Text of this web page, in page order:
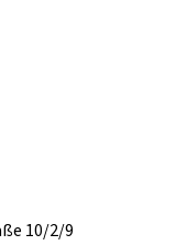
10/2/9